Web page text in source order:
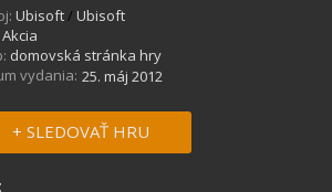
Ubisoft/ Ubisoft
Akcia
domovská stránka hry
vydania: 25. máj 2012
+ SLEDOVAŤ HRU